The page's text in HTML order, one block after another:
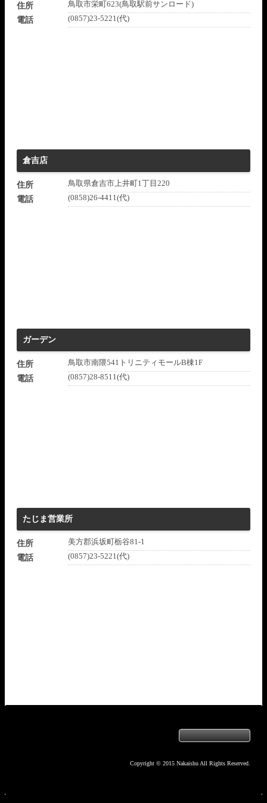
住所
鳥取市栄町623(鳥取駅前サンロード)
電話
(0857)23-5221(代)
倉吉店
住所
鳥取県倉吉市上井町1丁目220
電話
(0858)26-4411(代)
ガーデン
住所
鳥取市南隈541トリニティモールB棟1F
電話
(0857)28-8511(代)
たじま営業所
住所
美方郡浜坂町栃谷81-1
電話
(0857)23-5221(代)
Copyright © 2015 Nakaishu All Rights Reserved.